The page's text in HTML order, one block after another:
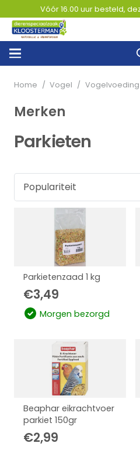
Vóór 16.00 uur besteld,
Home / Vogel / Vogelvoeding
Parkieten
Parkietenzaad 1 kg
€3,49
Morgen bezorgd
Beaphar eikrachtvoer
parkiet 150gr
€2,99
Merken